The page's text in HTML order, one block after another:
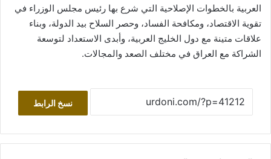
العربية بالخطوات الإصلاحية التي شرع بها رئيس مجلس الوزراء في
تقوية الاقتصاد، ومكافحة الفساد، وحصر السلاح بيد الدولة، وبناء
علاقات متينة مع دول الخليج العربية، وأبدى الاستعداد لتوسعة
الشراكة مع العراق في مختلف الصعد والمجالات.
نسخ الرابط